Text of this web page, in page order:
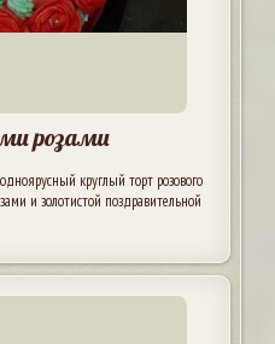
розами
круглый торт розового
и золотистой поздравительной